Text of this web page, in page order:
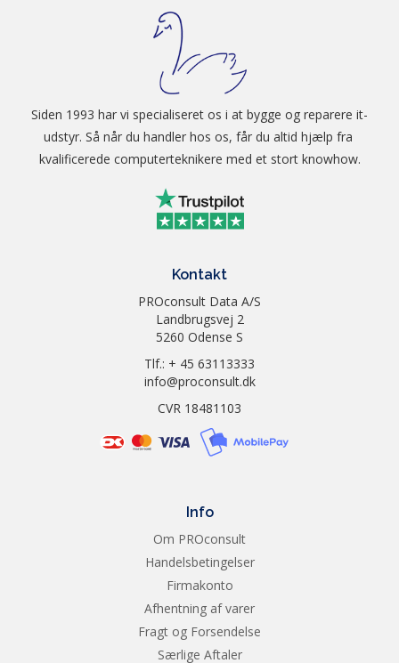
Siden 1993 har vi specialiseret os i at bygge og reparere it-
udstyr. Så når du handler hos os, får du altid hjælp fra
kvalificerede computerteknikere med et stort knowhow.
Kontakt
PROconsult Data A/S
Landbrugsvej 2
5260 Odense S
Tlf.: + 45 63113333
info@proconsult.dk
CVR 18481103
Info
Om PROconsult
Handelsbetingelser
Firmakonto
Afhentning af varer
Fragt og Forsendelse
Særlige Aftaler